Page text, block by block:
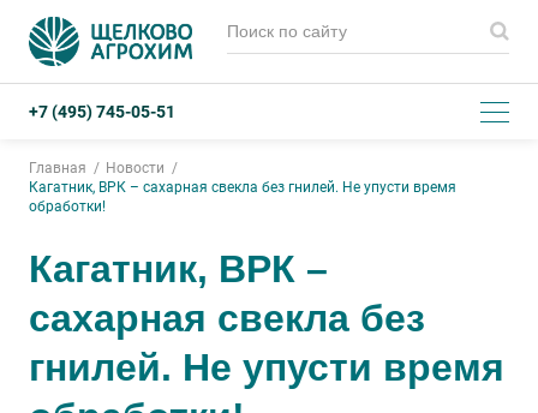
+7 (495) 745-05-51
Главная
Новости
Кагатник, ВРК – сахарная свекла без гнилей. Не упусти время
обработки!
Кагатник, ВРК –
сахарная свекла без
гнилей. Не упусти время